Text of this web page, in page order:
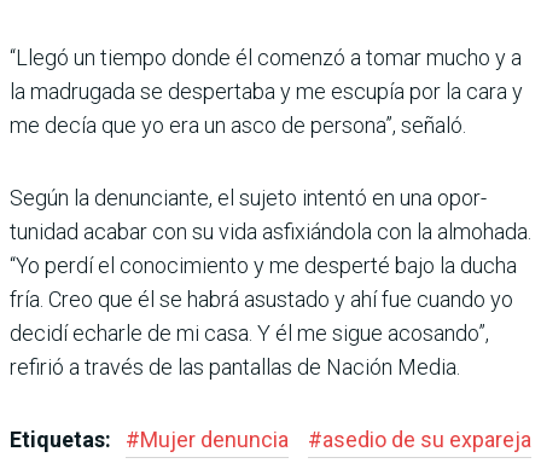
“Llegó un tiempo donde él comenzó a tomar mucho y a
la madrugada se despertaba y me escupía por la cara y
me decía que yo era un asco de persona”, señaló.
Según la denunciante, el sujeto intentó en una opor­
tunidad acabar con su vida asfixiándola con la almo­hada.
“Yo perdí el conoci­miento y me desperté bajo la ducha
fría. Creo que él se habrá asustado y ahí fue cuando yo
decidí echarle de mi casa. Y él me sigue aco­sando”,
refirió a través de las pantallas de Nación Media.
Etiquetas: #Mujer denuncia #asedio de su expareja